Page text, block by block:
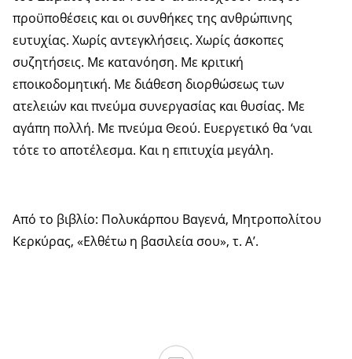
προϋποθέσεις και οι συνθήκες της ανθρώπινης
ευτυχίας. Χωρίς αντεγκλήσεις. Χωρίς άσκοπες
συζητήσεις. Με κατανόηση. Με κριτική
εποικοδομητική. Με διάθεση διορθώσεως των
ατελειών και πνεύμα συνεργασίας και θυσίας. Με
αγάπη πολλή. Με πνεύμα Θεού. Ευεργετικό θα ‘ναι
τότε το αποτέλεσμα. Και η επιτυχία μεγάλη.
Από το βιβλίο: Πολυκάρπου Βαγενά, Μητροπολίτου
Κερκύρας, «Ελθέτω η βασιλεία σου», τ. Α’.